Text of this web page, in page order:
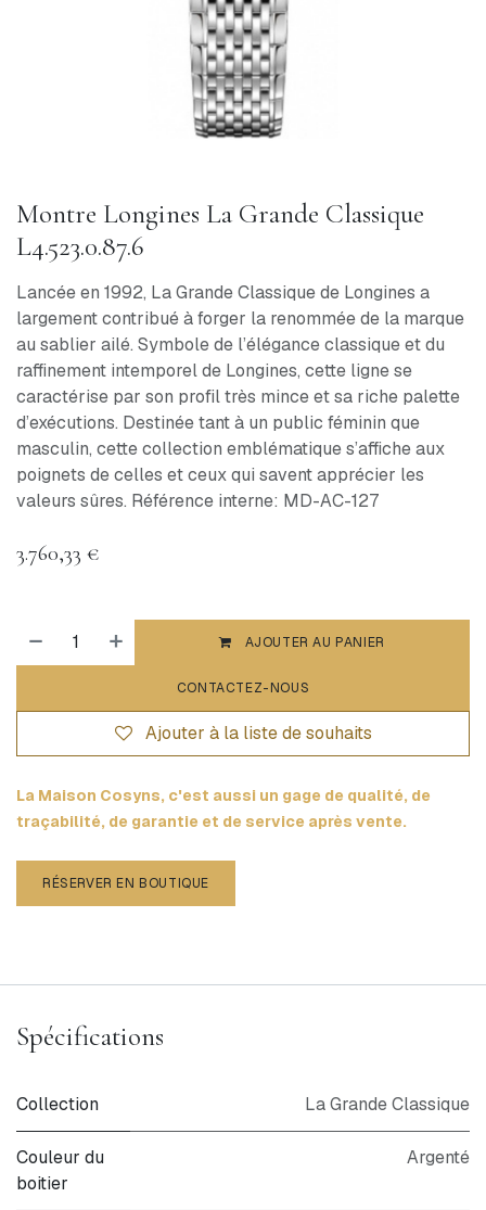
Montre Longines La Grande Classique
L4.523.0.87.6
Lancée en 1992, La Grande Classique de Longines a
largement contribué à forger la renommée de la marque
au sablier ailé. Symbole de l’élégance classique et du
raffinement intemporel de Longines, cette ligne se
caractérise par son profil très mince et sa riche palette
d’exécutions. Destinée tant à un public féminin que
masculin, cette collection emblématique s’affiche aux
poignets de celles et ceux qui savent apprécier les
valeurs sûres. Référence interne: MD-AC-127
3.760,33 €
AJOUTER AU PANIER
CONTACTEZ-NOUS
Ajouter à la liste de souhaits
La Maison Cosyns, c'est aussi un gage de qualité, de
traçabilité, de garantie et de service après vente.
RÉSERVER EN BOUTIQUE
Spécifications
Collection La Grande Classique
Couleur du
boitier
Argenté